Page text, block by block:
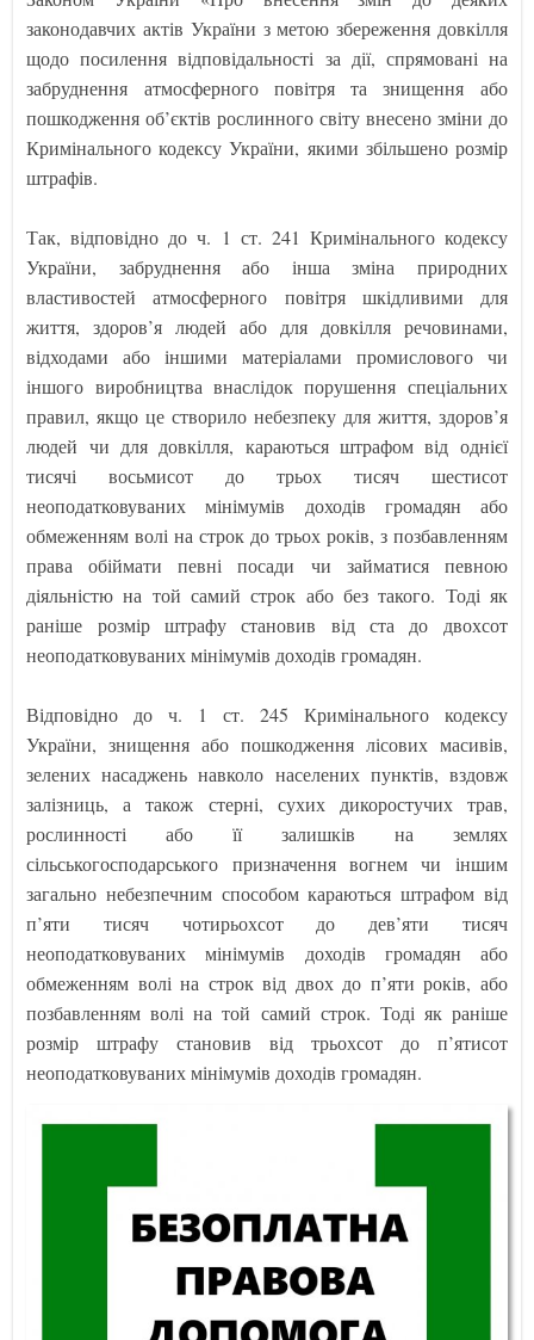
законодавчих актів України з метою збереження довкілля
щодо посилення відповідальності за дії, спрямовані на
забруднення атмосферного повітря та знищення або
пошкодження об’єктів рослинного світу внесено зміни до
Кримінального кодексу України, якими збільшено розмір
штрафів.
Так, відповідно до ч. 1 ст. 241 Кримінального кодексу
України, забруднення або інша зміна природних
властивостей атмосферного повітря шкідливими для
життя, здоров’я людей або для довкілля речовинами,
відходами або іншими матеріалами промислового чи
іншого виробництва внаслідок порушення спеціальних
правил, якщо це створило небезпеку для життя, здоров’я
людей чи для довкілля, караються штрафом від однієї
тисячі восьмисот до трьох тисяч шестисот
неоподатковуваних мінімумів доходів громадян або
обмеженням волі на строк до трьох років, з позбавленням
права обіймати певні посади чи займатися певною
діяльністю на той самий строк або без такого. Тоді як
раніше розмір штрафу становив від ста до двохсот
неоподатковуваних мінімумів доходів громадян.
Відповідно до ч. 1 ст. 245 Кримінального кодексу
України, знищення або пошкодження лісових масивів,
зелених насаджень навколо населених пунктів, вздовж
залізниць, а також стерні, сухих дикоростучих трав,
рослинності або її залишків на землях
сільськогосподарського призначення вогнем чи іншим
загально небезпечним способом караються штрафом від
п’яти тисяч чотирьохсот до дев’яти тисяч
неоподатковуваних мінімумів доходів громадян або
обмеженням волі на строк від двох до п’яти років, або
позбавленням волі на той самий строк. Тоді як раніше
розмір штрафу становив від трьохсот до п’ятисот
неоподатковуваних мінімумів доходів громадян.